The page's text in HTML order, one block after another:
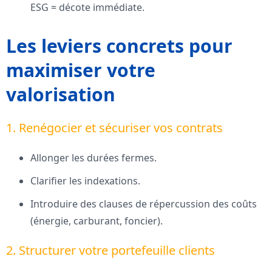
ESG = décote immédiate.
Les leviers concrets pour
maximiser votre
valorisation
1. Renégocier et sécuriser vos contrats
Allonger les durées fermes.
Clarifier les indexations.
Introduire des clauses de répercussion des coûts
(énergie, carburant, foncier).
2. Structurer votre portefeuille clients